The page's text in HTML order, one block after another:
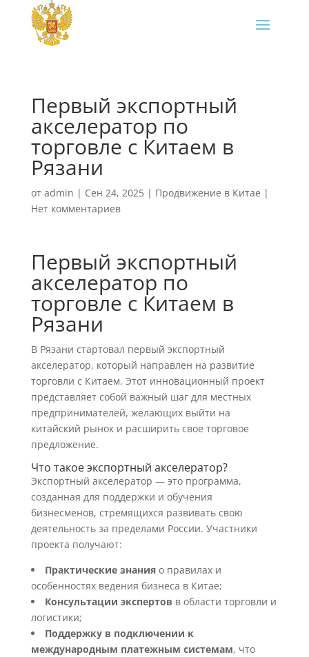
Первый экспортный
акселератор по
торговле с Китаем в
Рязани
от admin | Сен 24, 2025| Продвижение в Китае |
Нет комментариев
Первый экспортный
акселератор по
торговле с Китаем в
Рязани
В Рязани стартовал первый экспортный
акселератор, который направлен на развитие
торговли с Китаем. Этот инновационный проект
представляет собой важный шаг для местных
предпринимателей, желающих выйти на
китайский рынок и расширить свое торговое
предложение.
Что такое экспортный акселератор?
Экспортный акселератор — это программа,
созданная для поддержки и обучения
бизнесменов, стремящихся развивать свою
деятельность за пределами России. Участники
проекта получают:
Практические знанияо правилах и
особенностях ведения бизнеса в Китае;
Консультации экспертов в области торговли и
логистики;
Поддержку в подключении к
международным платежным системам, что